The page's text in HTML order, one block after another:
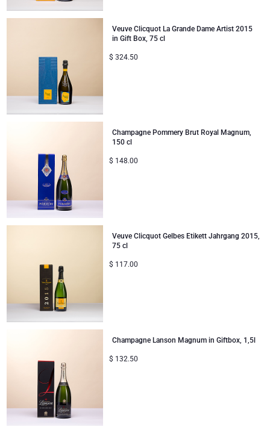
Veuve Clicquot La Grande Dame Artist 2015
in Gift Box, 75 cl
$ 324.50
Champagne Pommery Brut Royal Magnum,
150 cl
$ 148.00
Veuve Clicquot Gelbes Etikett Jahrgang 2015,
75 cl
$ 117.00
Champagne Lanson Magnum in Giftbox, 1,5l
$ 132.50